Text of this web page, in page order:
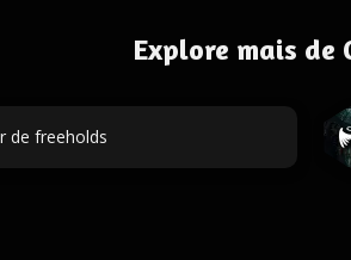
Explore mais de
de freeholds